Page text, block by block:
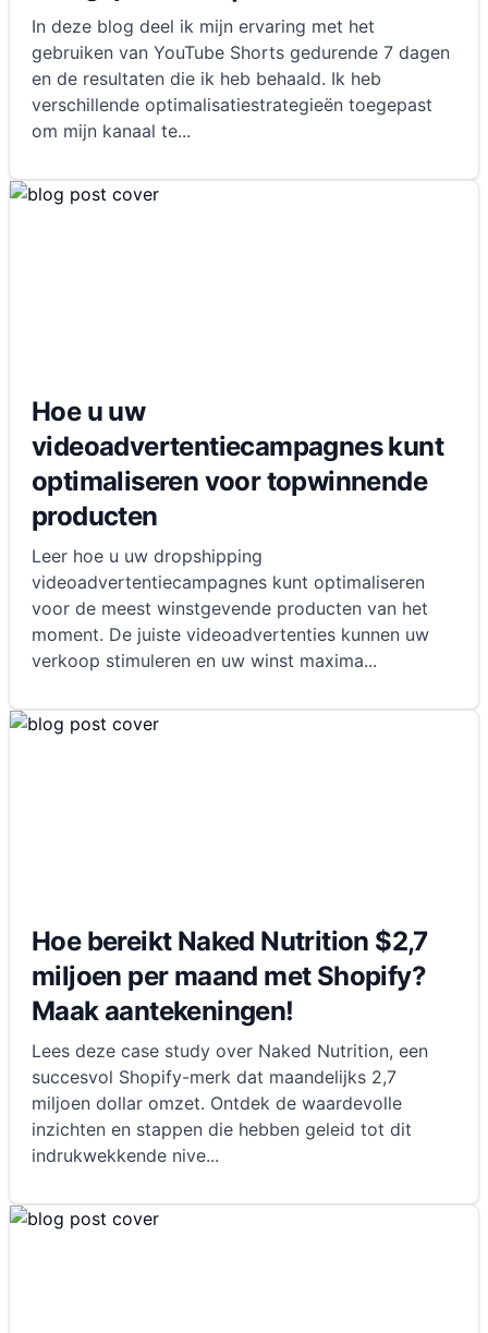
In deze blog deel ik mijn ervaring met het
gebruiken van YouTube Shorts gedurende 7 dagen
en de resultaten die ik heb behaald. Ik heb
verschillende optimalisatiestrategieën toegepast
om mijn kanaal te...
Hoe u uw
videoadvertentiecampagnes kunt
optimaliseren voor topwinnende
producten
Leer hoe u uw dropshipping
videoadvertentiecampagnes kunt optimaliseren
voor de meest winstgevende producten van het
moment. De juiste videoadvertenties kunnen uw
verkoop stimuleren en uw winst maxima...
Hoe bereikt Naked Nutrition $2,7
miljoen per maand met Shopify?
Maak aantekeningen!
Lees deze case study over Naked Nutrition, een
succesvol Shopify-merk dat maandelijks 2,7
miljoen dollar omzet. Ontdek de waardevolle
inzichten en stappen die hebben geleid tot dit
indrukwekkende nive...